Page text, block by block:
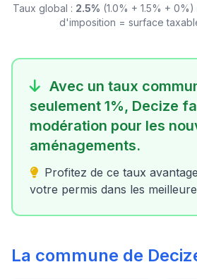
Taux global : 2.5% (1.0% + 1.5% +
d'imposition = surface
Avec un taux
seulement 1%, Decize
modération pour les
aménagements.
Profitez de ce taux
votre permis dans les
La commune de